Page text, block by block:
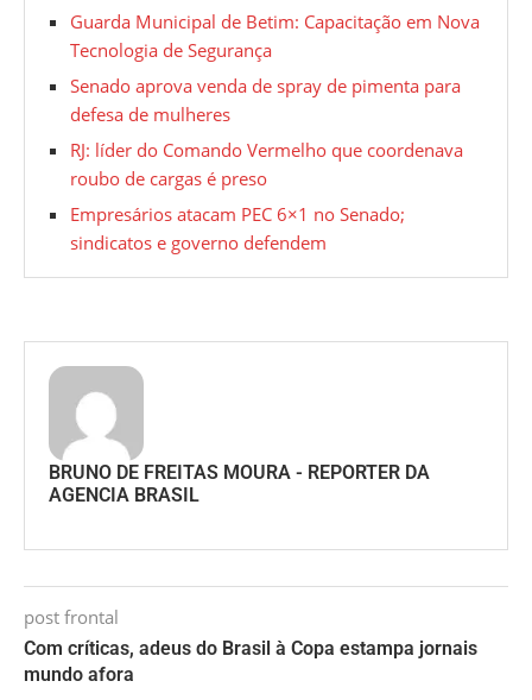
Guarda Municipal de Betim: Capacitação em Nova
Tecnologia de Segurança
Senado aprova venda de spray de pimenta para
defesa de mulheres
RJ: líder do Comando Vermelho que coordenava
roubo de cargas é preso
Empresários atacam PEC 6×1 no Senado;
sindicatos e governo defendem
BRUNO DE FREITAS MOURA - REPORTER DA
AGENCIA BRASIL
post frontal
Com críticas, adeus do Brasil à Copa estampa jornais
mundo afora